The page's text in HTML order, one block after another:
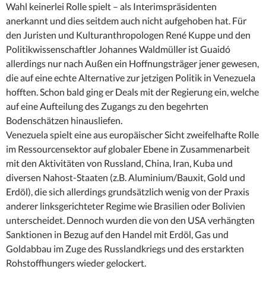
Wahl keinerlei Rolle spielt – als Interimspräsidenten
anerkannt und dies seitdem auch nicht aufgehoben hat. Für
den Juristen und Kulturanthropologen René Kuppe und den
Politikwissenschaftler Johannes Waldmüller ist Guaidó
allerdings nur nach Außen ein Hoffnungsträger jener gewesen,
die auf eine echte Alternative zur jetzigen Politik in Venezuela
hofften. Schon bald ging er Deals mit der Regierung ein, welche
auf eine Aufteilung des Zugangs zu den begehrten
Bodenschätzen hinausliefen.
Venezuela spielt eine aus europäischer Sicht zweifelhafte Rolle
im Ressourcensektor auf globaler Ebene in Zusammenarbeit
mit den Aktivitäten von Russland, China, Iran, Kuba und
diversen Nahost-Staaten (z.B. Aluminium/Bauxit, Gold und
Erdöl), die sich allerdings grundsätzlich wenig von der Praxis
anderer linksgerichteter Regime wie Brasilien oder Bolivien
unterscheidet. Dennoch wurden die von den USA verhängten
Sanktionen in Bezug auf den Handel mit Erdöl, Gas und
Goldabbau im Zuge des Russlandkriegs und des erstarkten
Rohstoffhungers wieder gelockert.